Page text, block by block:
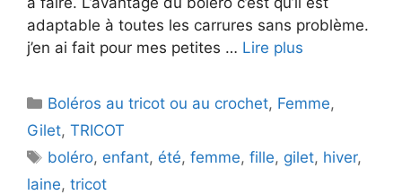
adaptable à toutes les carrures sans problème.
j’en ai fait pour mes petites … Lire plus
Catégories
Boléros au tricot ou au crochet, Femme,
Gilet, TRICOT
Étiquettes
boléro, enfant, été,femme,fille, gilet, hiver,
laine, tricot